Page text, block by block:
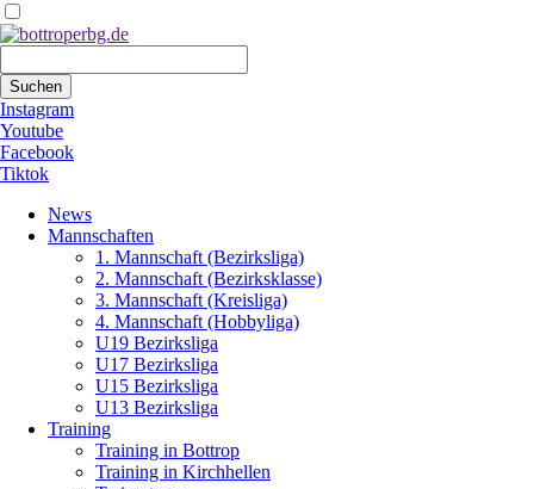
Suchen
Instagram
Youtube
Facebook
Tiktok
überspringen
News
Mannschaften
1. Mannschaft (Bezirksliga)
2. Mannschaft (Bezirksklasse)
3. Mannschaft (Kreisliga)
4. Mannschaft (Hobbyliga)
U19 Bezirksliga
U17 Bezirksliga
U15 Bezirksliga
U13 Bezirksliga
Training
Training in Bottrop
Training in Kirchhellen